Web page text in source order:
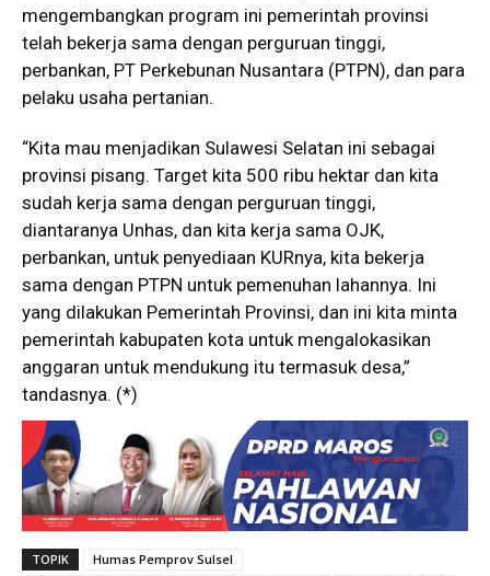
mengembangkan program ini pemerintah provinsi
telah bekerja sama dengan perguruan tinggi,
perbankan, PT Perkebunan Nusantara (PTPN), dan para
pelaku usaha pertanian.
“Kita mau menjadikan Sulawesi Selatan ini sebagai
provinsi pisang. Target kita 500 ribu hektar dan kita
sudah kerja sama dengan perguruan tinggi,
diantaranya Unhas, dan kita kerja sama OJK,
perbankan, untuk penyediaan KURnya, kita bekerja
sama dengan PTPN untuk pemenuhan lahannya. Ini
yang dilakukan Pemerintah Provinsi, dan ini kita minta
pemerintah kabupaten kota untuk mengalokasikan
anggaran untuk mendukung itu termasuk desa,”
tandasnya. (*)
TOPIK
Humas Pemprov Sulsel